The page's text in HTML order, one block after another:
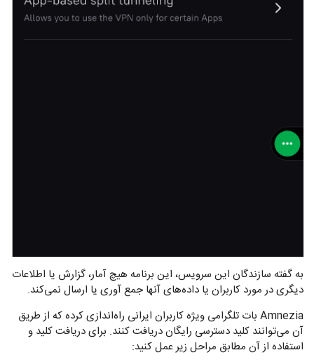
به گفته سازندگان این سرویس، این برنامه هیچ آمار، گزارش یا اطلاعات
دیگری در مورد کاربران یا داده‌های آنها جمع آوری یا ارسال نمی‌کند.
Amnezia بات تلگرامی ویژه کاربران ایرانی راه‌اندازی کرده که از طریق
آن می‌توانند کلید دسترسی رایگان دریافت کنند. برای دریافت کلید و
استفاده از آن مطابق مراحل زیر عمل کنید: